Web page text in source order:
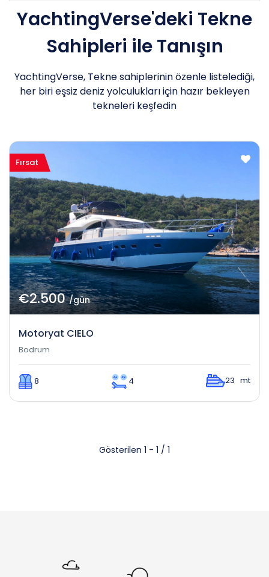
YachtingVerse'deki Tekne
Sahipleri ile Tanışın
YachtingVerse, Tekne sahiplerinin özenle listelediği,
her biri eşsiz deniz yolculukları için hazır bekleyen
tekneleri keşfedin
Fırsat
€2.500/gün
Motoryat CIELO
Bodrum
8 4 23 mt
Gösterilen 1 - 1 / 1